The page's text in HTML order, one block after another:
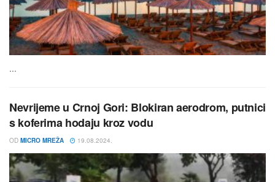
...
Nevrijeme u Crnoj Gori: Blokiran aerodrom, putnici
s koferima hodaju kroz vodu
OD MICRO MREŽA 19.08.2024.